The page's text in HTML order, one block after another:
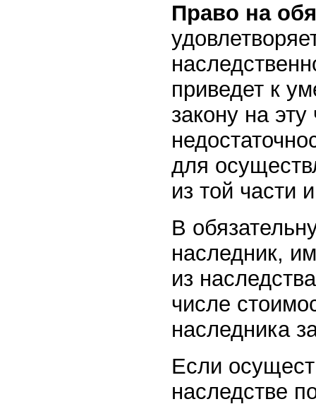
Право на
приведет к
закону на
для
из той части
В
наследник,
из
числе
наследника
Если
наследстве